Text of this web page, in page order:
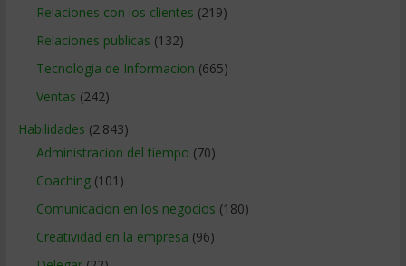
Relaciones con los clientes (219)
Relaciones publicas (132)
Tecnologia de Informacion (665)
Ventas (242)
Habilidades (2.843)
Administracion del tiempo (70)
Coaching(101)
Comunicacion en los negocios (180)
Creatividad en la empresa (96)